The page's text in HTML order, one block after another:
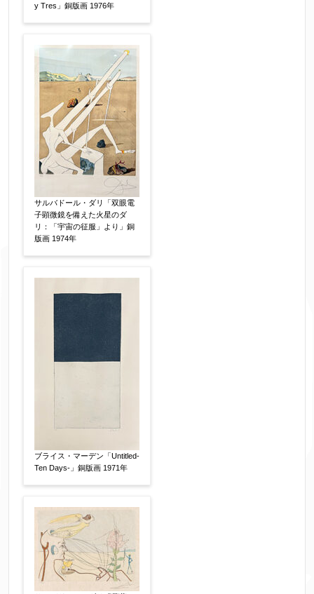
※添付画像は5MBまでのjpg、gif、pig、pdf形式
にてお送りください。
※追加や複数点ある場合はフォーム送信後に送ら
れてくる送信確認メール記載のアドレスからもお
送り頂けます。
お客様情報をご入力ください。
▼
※送信完了後こちらのメールアドレス宛に自動で
ールが受信されない場合は、送信が完了していな
ざいますので、お電話(
合わせください。
電話番号 【必須】
y Tres」銅版画 1976年
サルバドール・ダリ「双眼電
子顕微鏡を備えた火星のダ
リ：「宇宙の征服」より」銅
版画 1974年
ブライス・マーデン「Untitled-
Ten Days-」銅版画 1971年